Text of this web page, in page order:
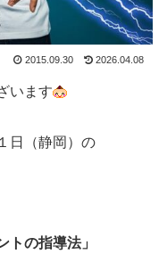
2015.09.30 2026.04.08
います
日（静岡）の
トの指導法」